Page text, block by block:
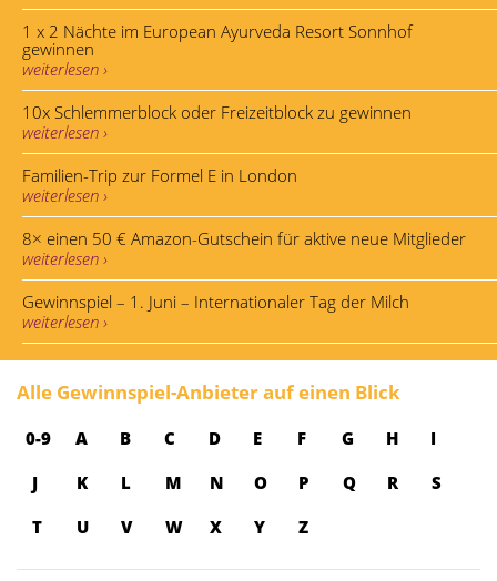
1 x 2 Nächte im European Ayurveda Resort Sonnhof
gewinnen
weiterlesen ›
10x Schlemmerblock oder Freizeitblock zu gewinnen
weiterlesen ›
Familien-Trip zur Formel E in London
weiterlesen ›
8× einen 50 € Amazon-Gutschein für aktive neue Mitglieder
weiterlesen ›
Gewinnspiel – 1. Juni – Internationaler Tag der Milch
weiterlesen ›
Alle Gewinnspiel-Anbieter auf einen Blick
0-9 A B C D E F G H
I
J
K L M N O P Q R
S
T
U V W X Y Z